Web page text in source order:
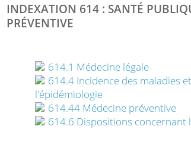
INDEXATION 614 : SANTÉ
PRÉVENTIVE
614.1 Médecine légale
614.4 Incidence des maladies
l'épidémiologie
614.44 Médecine préventive
614.6 Dispositions concernant